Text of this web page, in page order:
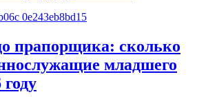
прапорщика: сколько
младшего
году